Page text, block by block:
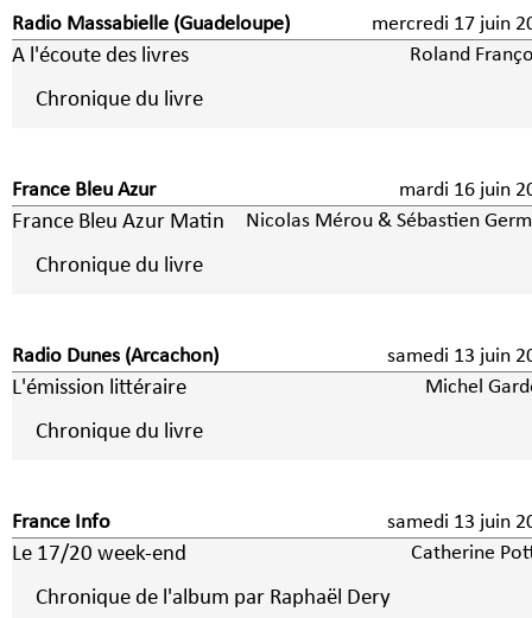
Radio Massabielle (Guadeloupe) mercredi 17 juin
A l'écoute des livres Roland
Chronique du livre
France Bleu Azur mardi 16 juin
France Bleu Azur Matin Nicolas Mérou & Sébastien
Chronique du livre
Radio Dunes (Arcachon) samedi 13 juin
L'émission littéraire Michel
Chronique du livre
France Info samedi 13 juin
Le 17/20 week-end Catherine
Chronique de l'album par Raphaël Dery